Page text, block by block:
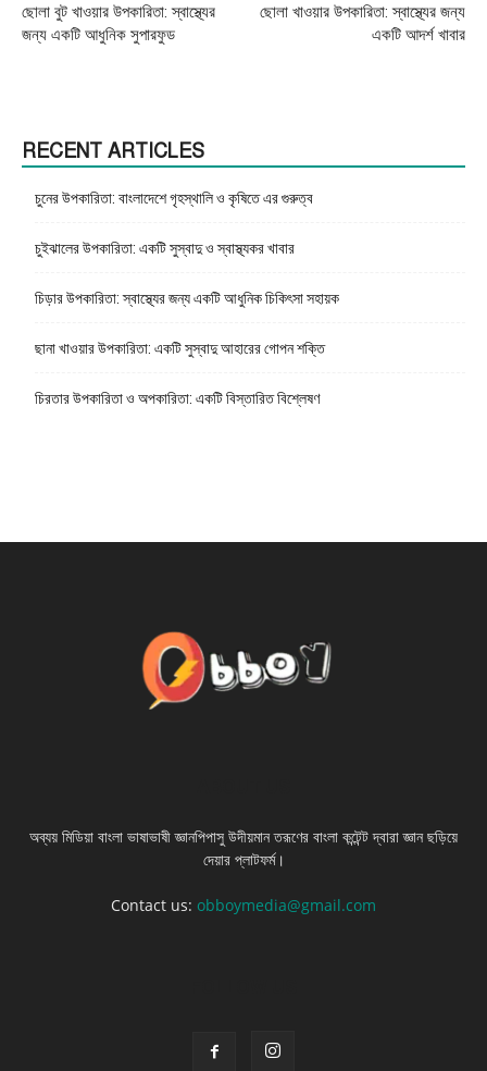
ছোলা বুট খাওয়ার উপকারিতা: স্বাস্থ্যের
জন্য একটি আধুনিক সুপারফুড
ছোলা খাওয়ার উপকারিতা: স্বাস্থ্যের জন্য
একটি আদর্শ খাবার
RECENT ARTICLES
চুনের উপকারিতা: বাংলাদেশে গৃহস্থালি ও কৃষিতে এর গুরুত্ব
চুইঝালের উপকারিতা: একটি সুস্বাদু ও স্বাস্থ্যকর খাবার
চিড়ার উপকারিতা: স্বাস্থ্যের জন্য একটি আধুনিক চিকিৎসা সহায়ক
ছানা খাওয়ার উপকারিতা: একটি সুস্বাদু আহারের গোপন শক্তি
চিরতার উপকারিতা ও অপকারিতা: একটি বিস্তারিত বিশ্লেষণ
অব্যয় মিডিয়া বাংলা ভাষাভাষী জ্ঞানপিপাসু উদীয়মান তরূণের বাংলা কন্টেন্ট দ্বারা জ্ঞান ছড়িয়ে
দেয়ার প্লাটফর্ম।
Contact us: obboymedia@gmail.com